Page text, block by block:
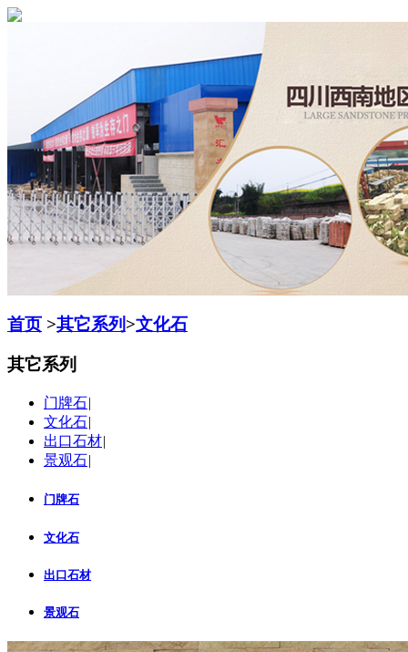
首页 >其它系列 >文化石
其它系列
门牌石|
文化石|
出口石材|
景观石|
门牌石
文化石
出口石材
景观石